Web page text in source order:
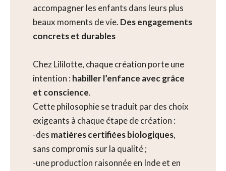
accompagner les enfants dans leurs plus
beaux moments de vie. Des engagements
concrets et durables
Chez Lililotte, chaque création porte une
intention : habiller l’enfance avec grâce
et conscience.
Cette philosophie se traduit par des choix
exigeants à chaque étape de création :
-des matières certifiées biologiques,
sans compromis sur la qualité ;
-une production raisonnée en Inde et en